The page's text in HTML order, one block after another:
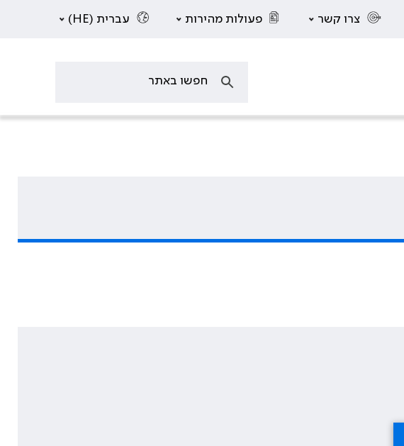
צרו קשר פעולות מהירות עברית (HE)